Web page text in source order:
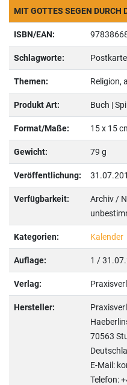
MIT GOTTES SEGEN DURCH
ISBN/EAN:
Schlagworte:
Themen: Religion,
Produkt Art: Buch |
Format/Maße: 15 x 15
Gewicht: 79 g
Veröffentlichung:
Verfügbarkeit:
Archiv /
Kategorien: Kalender
Auflage: 1 /
Verlag:
Hersteller:
70563
E-Mail:
Telefon: